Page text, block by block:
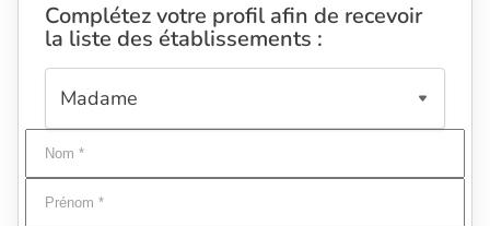
Complétez votre profil afin de recevoir
la liste des établissements :